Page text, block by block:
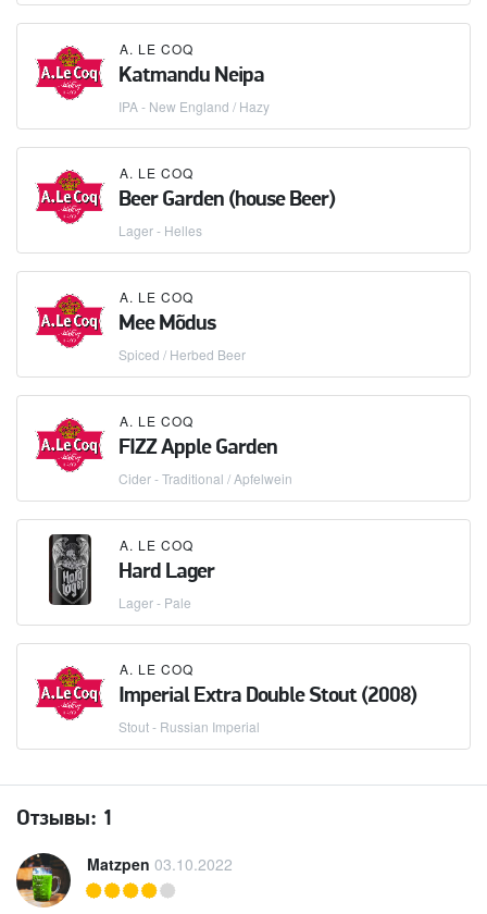
A. LE COQ
Katmandu Neipa
IPA - New England / Hazy
A. LE COQ
Beer Garden (house Beer)
Lager - Helles
A. LE COQ
Mee Mõdus
Spiced / Herbed Beer
A. LE COQ
FIZZ Apple Garden
Cider - Traditional / Apfelwein
A. LE COQ
Hard Lager
Lager - Pale
A. LE COQ
Imperial Extra Double Stout (2008)
Stout - Russian Imperial
Отзывы: 1
Matzpen 03.10.2022